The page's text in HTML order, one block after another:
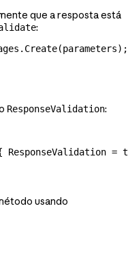
que a resposta está
:
. Create(parameters);
ResponseValidation:
ResponseValidation =
usando